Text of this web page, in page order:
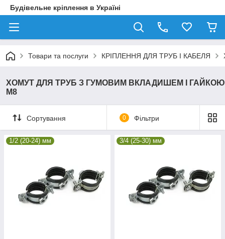
Будівельне кріплення в Україні
Товари та послуги КРІПЛЕННЯ ДЛЯ ТРУБ І КАБЕЛЯ
ХОМУТ ДЛЯ ТРУБ З ГУМОВИМ ВКЛАДИШЕМ І ГАЙКОЮ
М8
Сортування 0 Фільтри
1/2 (20-24) мм 3/4 (25-30) мм